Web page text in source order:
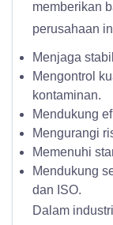
memberikan
perusahaan
Menjaga
Mengontrol
kontaminan.
Mendukung
Mengurangi
Memenuhi
Mendukung
dan ISO.
Dalam